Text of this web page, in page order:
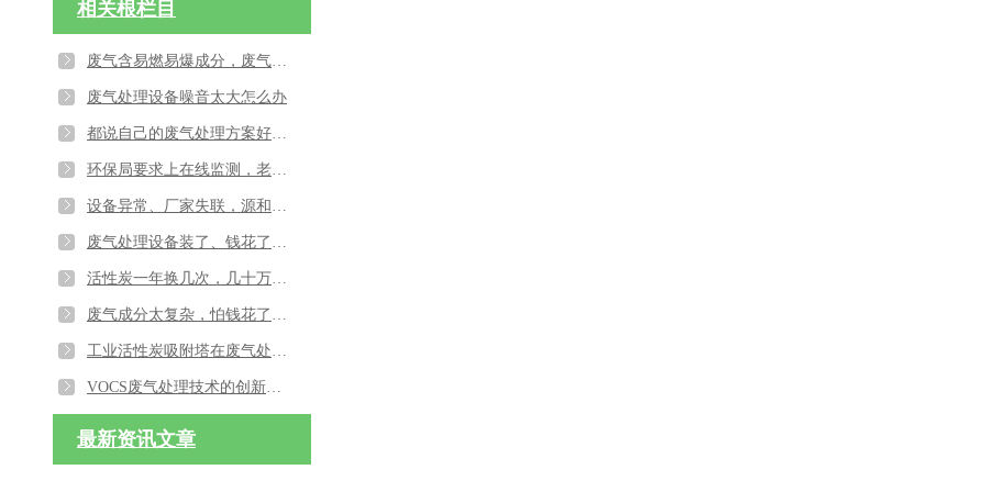
相关根栏目
废气含易燃易爆成分，废气处理设备如果做防爆处理
废气处理设备噪音太大怎么办
都说自己的废气处理方案好，不懂技术怕被忽悠怎么办？
环保局要求上在线监测，老系统接不上？源和环保帮你的废气处理设备升级
设备异常、厂家失联，源和环保四大生产基地，拒绝售后“踢皮球”
废气处理设备装了、钱花了，居民还是堵门投诉？源和环保帮您解决
活性炭一年换几次，几十万烧得心疼？源和环保帮您从“耗材无底洞”到“长效省钱模式”
废气成分太复杂，怕钱花了还达标不了？源和用“诊断式”治理终结试错成本
工业活性炭吸附塔在废气处理中的应用与优化
VOCS废气处理技术的创新与应用探索及其环境影响分析
最新资讯文章